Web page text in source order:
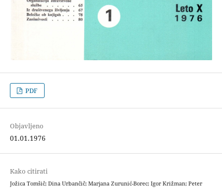
PDF
Objavljeno
01.01.1976
Kako citirati
Jožica Tomšič; Dina Urbančič; Marjana Zurunić-Borec; Igor Križman; Peter